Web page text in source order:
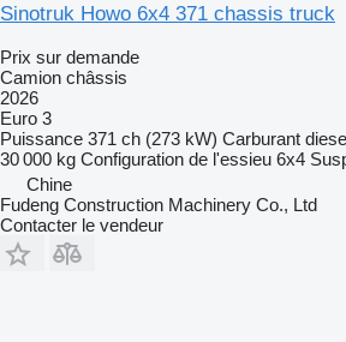
Sinotruk Howo 6x4 371 chassis truck
Prix sur demande
Camion châssis
2026
Euro 3
Puissance 371 ch (273 kW) Carburant
30 000 kg Configuration de l'essieu 6x4
Chine
Fudeng Construction Machinery Co., Ltd
Contacter le vendeur